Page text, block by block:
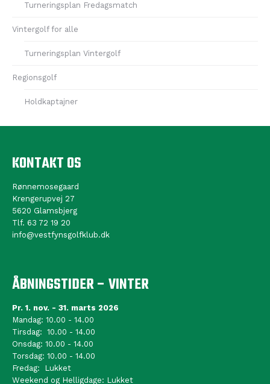
Turneringsplan Fredagsmatch
Vintergolf for alle
Turneringsplan Vintergolf
Regionsgolf
Holdkaptajner
KONTAKT OS
Rønnemosegaard
Krengerupvej 27
5620 Glamsbjerg
Tlf. 63 72 19 20
info@vestfynsgolfklub.dk
ÅBNINGSTIDER – VINTER
Pr. 1. nov. - 31. marts 2026
Mandag: 10.00 - 14.00
Tirsdag: 10.00 - 14.00
Onsdag: 10.00 - 14.00
Torsdag: 10.00 - 14.00
Fredag: Lukket
Weekend og Helligdage: Lukket